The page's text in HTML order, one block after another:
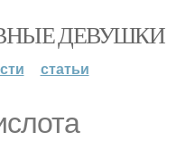
ДЕВУШКИ
статьи